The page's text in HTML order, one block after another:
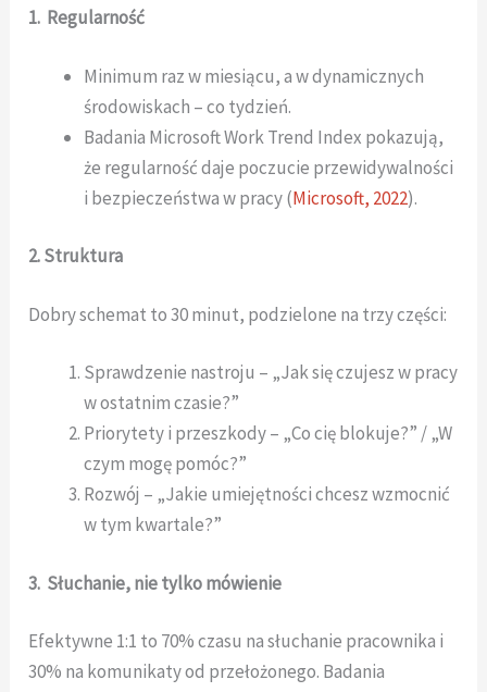
1. Regularność
Minimum raz w miesiącu, a w dynamicznych
środowiskach – co tydzień.
Badania Microsoft Work Trend Index pokazują,
że regularność daje poczucie przewidywalności
i bezpieczeństwa w pracy (Microsoft, 2022).
2. Struktura
Dobry schemat to 30 minut, podzielone na trzy części:
Sprawdzenie nastroju – „Jak się czujesz w pracy
w ostatnim czasie?”
Priorytety i przeszkody – „Co cię blokuje?” / „W
czym mogę pomóc?”
Rozwój – „Jakie umiejętności chcesz wzmocnić
w tym kwartale?”
3. Słuchanie, nie tylko mówienie
Efektywne 1:1 to 70% czasu na słuchanie pracownika i
30% na komunikaty od przełożonego. Badania